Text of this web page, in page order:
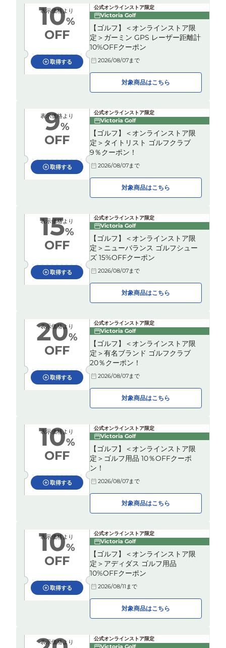
表示価格より
10%
OFF
取得する
公式オンラインストア限定
Victoria Golf
【ゴルフ】＜オンラインストア限
定＞ガーミン GPS レーザー距離計
10%OFFクーポン
2026/08/07まで
対象商品はこちら
表示価格より
9%
OFF
取得する
公式オンラインストア限定
Victoria Golf
【ゴルフ】＜オンラインストア限
定＞タイトリスト ゴルフクラブ
9％クーポン！
2026/08/07まで
対象商品はこちら
表示価格より
15%
OFF
取得する
公式オンラインストア限定
Victoria Golf
【ゴルフ】＜オンラインストア限
定＞ニューバランス ゴルフシュー
ズ 15%OFFクーポン
2026/08/07まで
対象商品はこちら
表示価格より
20%
OFF
取得する
公式オンラインストア限定
Victoria Golf
【ゴルフ】＜オンラインストア限
定＞有名ブランド ゴルフクラブ
20％クーポン！
2026/08/07まで
対象商品はこちら
表示価格より
10%
OFF
取得する
公式オンラインストア限定
Victoria Golf
【ゴルフ】＜オンラインストア限
定＞ゴルフ用品 10％OFFクーポ
ン！
2026/08/07まで
対象商品はこちら
表示価格より
10%
OFF
取得する
公式オンラインストア限定
Victoria Golf
【ゴルフ】＜オンラインストア限
定＞アディダス ゴルフ用品
10%OFFクーポン
2026/08/11 まで
対象商品はこちら
表示価格より 公式オンラインストア限定
Victoria Golf